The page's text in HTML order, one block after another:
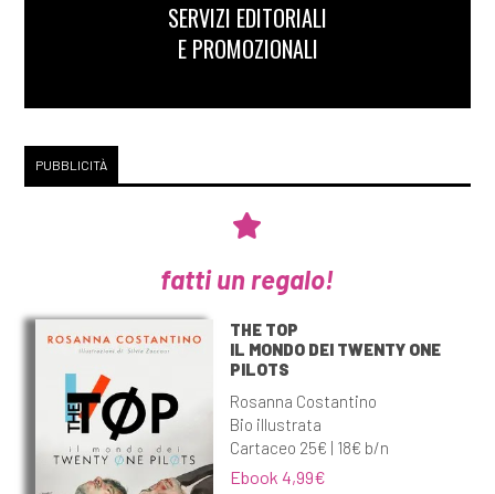
SERVIZI EDITORIALI
E PROMOZIONALI
PUBBLICITÀ
fatti un regalo!
THE TOP
IL MONDO DEI TWENTY ONE
PILOTS
Rosanna Costantino
Bio illustrata
Cartaceo 25€ | 18€ b/n
Ebook 4,99€